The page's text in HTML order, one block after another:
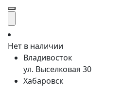
Нет в наличии
Владивосток
ул. Выселковая 30
Хабаровск